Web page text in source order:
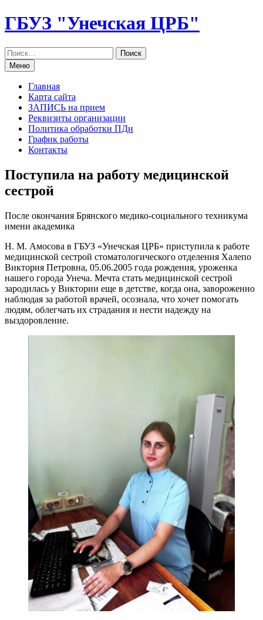
Перейти
к
ГБУЗ "Унечская ЦРБ"
Меню
Главная
Карта сайта
ЗАПИСЬ на прием
Реквизиты организации
Политика обработки ПДн
График работы
Контакты
Поступила на работу медицинской
сестрой
После окончания Брянского медико-социального техникума
имени академика
Н. М. Амосова в ГБУЗ «Унечская ЦРБ» приступила к работе
медицинской сестрой стоматологического отделения Халепо
Виктория Петровна, 05.06.2005 года рождения, уроженка
нашего города Унеча. Мечта стать медицинской сестрой
зародилась у Виктории еще в детстве, когда она, завороженно
наблюдая за работой врачей, осознала, что хочет помогать
людям, облегчать их страдания и нести надежду на
выздоровление.